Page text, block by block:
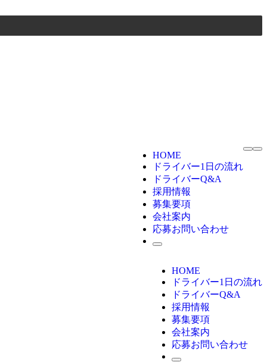
HOME
ドライバー1日の流れ
ドライバーQ&A
採用情報
募集要項
会社案内
応募お問い合わせ
HOME
ドライバー1日の流れ
ドライバーQ&A
採用情報
募集要項
会社案内
応募お問い合わせ